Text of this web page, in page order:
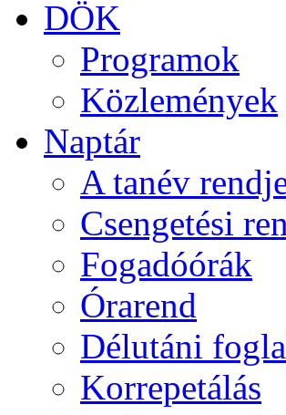
DÖK
Programok
Közlemények
Naptár
A tanév
Csengetési
Fogadóórák
Órarend
Délutáni
Korrepetálás